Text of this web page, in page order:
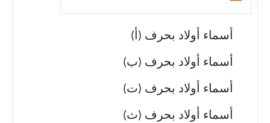
أسماء أولاد بحرف (أ)
أسماء أولاد بحرف (ب)
أسماء أولاد بحرف (ت)
أسماء أولاد بحرف (ث)